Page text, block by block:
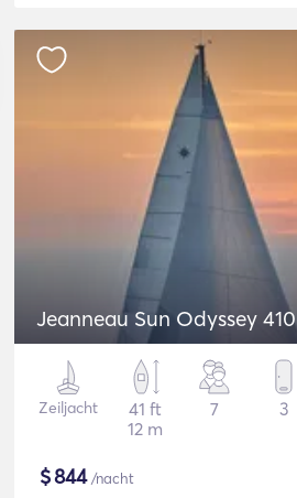
Jeanneau Sun Odyssey 410
Zeiljacht
41 ft
12 m
7 3
$844/nacht